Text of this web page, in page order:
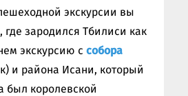
экскурсии вы
где зародился Тбилиси как
экскурсию с собора
и района Исани, который
был королевской